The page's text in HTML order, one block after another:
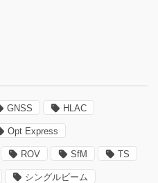
GNSS HLAC
Opt Express
ROV SfM TS
シングルビーム